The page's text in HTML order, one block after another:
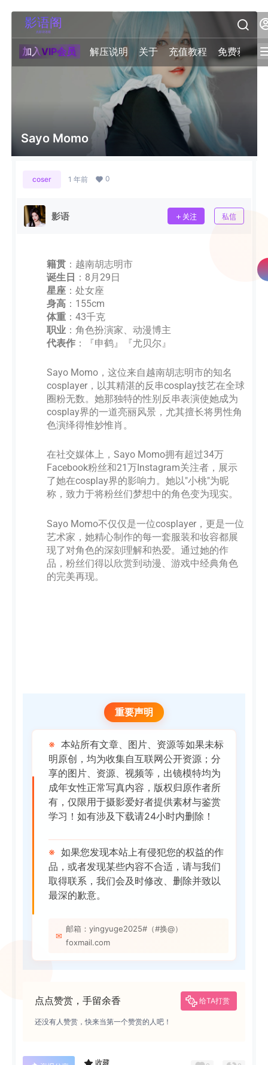
加入VIP会员 解压说明 关于 充值教程 免费获取积
Sayo Momo
coser 1 年前 0
影语 关注 私信
籍贯 ：越南胡志明市
诞生日 ：8月29日
星座 ：处女座
身高 ：155cm
体重 ：43千克
职业 ：角色扮演家、动漫博主
代表作 ：『申鹤』『尤贝尔』
Sayo Momo，这位来自越南胡志明市的知名
cosplayer，以其精湛的反串cosplay技艺在全球
圈粉无数。她那独特的性别反串表演使她成为
cosplay界的一道亮丽风景，尤其擅长将男性角
色演绎得惟妙惟肖。
在社交媒体上，Sayo Momo拥有超过34万
Facebook粉丝和21万Instagram关注者，展示
了她在cosplay界的影响力。她以"小桃"为昵
称，致力于将粉丝们梦想中的角色变为现实。
Sayo Momo不仅仅是一位cosplayer，更是一位
艺术家，她精心制作的每一套服装和妆容都展
现了对角色的深刻理解和热爱。通过她的作
品，粉丝们得以欣赏到动漫、游戏中经典角色
的完美再现。
重要声明
※ 本站所有文章、图片、资源等如果未标
明原创，均为收集自互联网公开资源；分
享的图片、资源、视频等，出镜模特均为
成年女性正常写真内容，版权归原作者所
有，仅限用于摄影爱好者提供素材与鉴赏
学习！如有涉及下载请24小时内删除！
※ 如果您发现本站上有侵犯您的权益的作
品，或者发现某些内容不合适，请与我们
取得联系，我们会及时修改、删除并致以
最深的歉意。
✉
邮箱：yingyuge2025#（#换@）
foxmail.com
点点赞赏，手留余香 给TA打赏
还没有人赞赏，快来当第一个赞赏的人吧！
收藏